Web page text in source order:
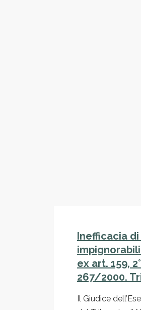
Inefficacia
ex art. 159,
267/2000.
Il Giudice